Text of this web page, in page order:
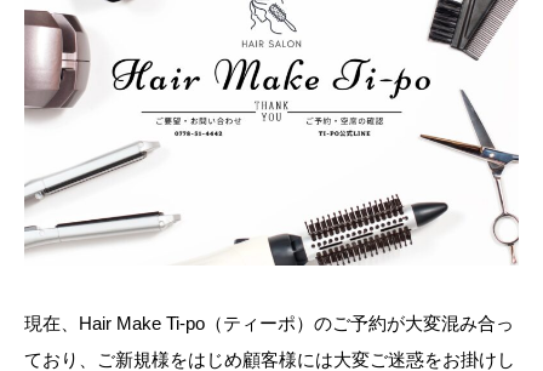
現在、Hair Make Ti-po（ティーポ）のご予約が大変混み合っ
ており、ご新規様をはじめ顧客様には大変ご迷惑をお掛けし